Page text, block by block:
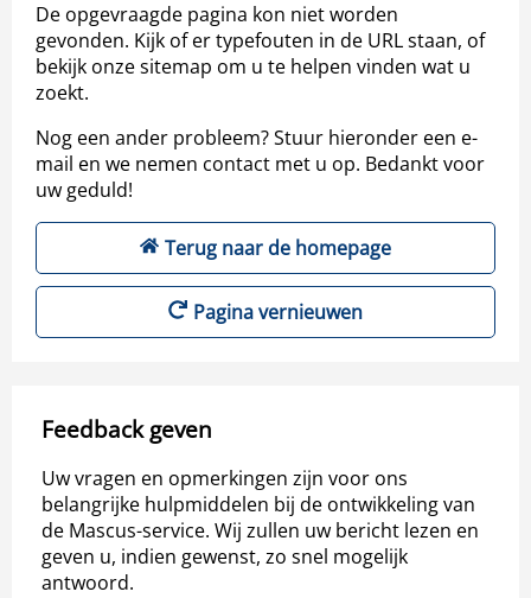
De opgevraagde pagina kon niet worden
gevonden. Kijk of er typefouten in de URL staan, of
bekijk onze sitemap om u te helpen vinden wat u
zoekt.
Nog een ander probleem? Stuur hieronder een e-
mail en we nemen contact met u op. Bedankt voor
uw geduld!
Terug naar de homepage
Pagina vernieuwen
Feedback geven
Uw vragen en opmerkingen zijn voor ons
belangrijke hulpmiddelen bij de ontwikkeling van
de Mascus-service. Wij zullen uw bericht lezen en
geven u, indien gewenst, zo snel mogelijk
antwoord.